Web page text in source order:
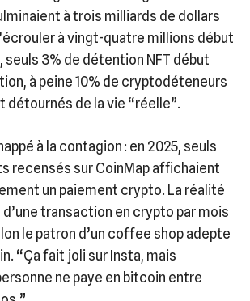
à trois milliards de dollars
à vingt-quatre millions début
seuls 3% de détention NFT début
à peine 10% de cryptodéteneurs
détournés de la vie “réelle”.
à la contagion : en 2025, seuls
recensés sur CoinMap affichaient
un paiement crypto. La réalité
transaction en crypto par mois
le patron d’un coffee shop adepte
“Ça fait joli sur Insta, mais
ne paye en bitcoin entre